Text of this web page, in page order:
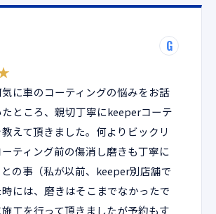
G
に車のコーティングの悩みをお話
たところ、親切丁寧にkeeperコーテ
えて頂きました。何よりビックリ
ティング前の傷消し磨きも丁寧に
の事（私が以前、keeper別店舗で
には、磨きはそこまでなかったで
工を行って頂きましたが予約もす